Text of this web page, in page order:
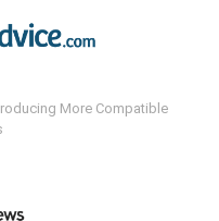
More Compatible